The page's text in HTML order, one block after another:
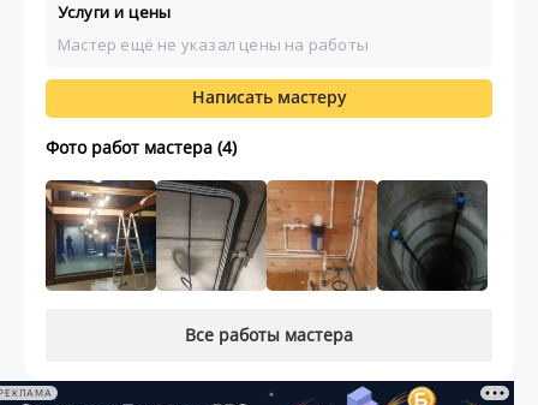
Услуги и цены
Мастер ещё не указал цены на работы
Написать мастеру
Фото работ мастера (4)
Все работы мастера